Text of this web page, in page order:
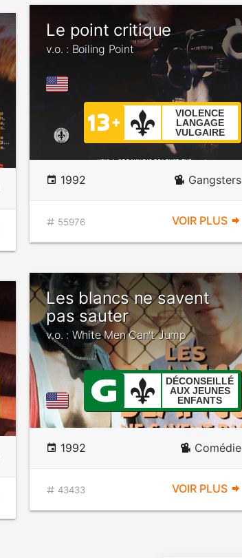
Le point critique
v.o. : Boiling Point
VIOLENCE
LANGAGE
VULGAIRE
1992 Gangsters
55976 VOIR PLUS
Les blancs ne savent
pas sauter
v.o. : White Men Can't Jump
DÉCONSEILLÉ
AUX JEUNES
ENFANTS
1992 Comédie
43433 VOIR PLUS